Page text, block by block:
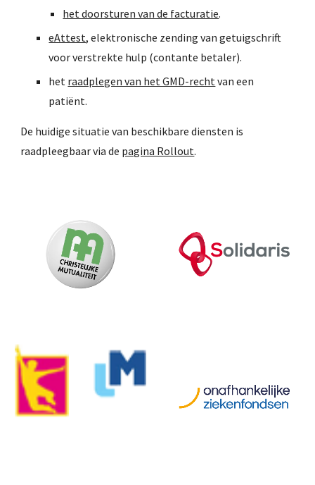
het doorsturen van de facturatie.
eAttest, elektronische zending van getuigschrift
voor verstrekte hulp (contante betaler).
het raadplegen van het GMD-recht van een
patiënt.
De huidige situatie van beschikbare diensten is
raadpleegbaar via de pagina Rollout.